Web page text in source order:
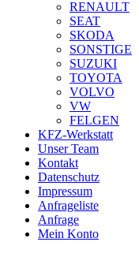
RENAULT
SEAT
SKODA
SONSTIGE
SUZUKI
TOYOTA
VOLVO
VW
FELGEN
KFZ-Werkstatt
Unser Team
Kontakt
Datenschutz
Impressum
Anfrageliste
Anfrage
Mein Konto